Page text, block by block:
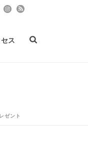
ス
ゼント